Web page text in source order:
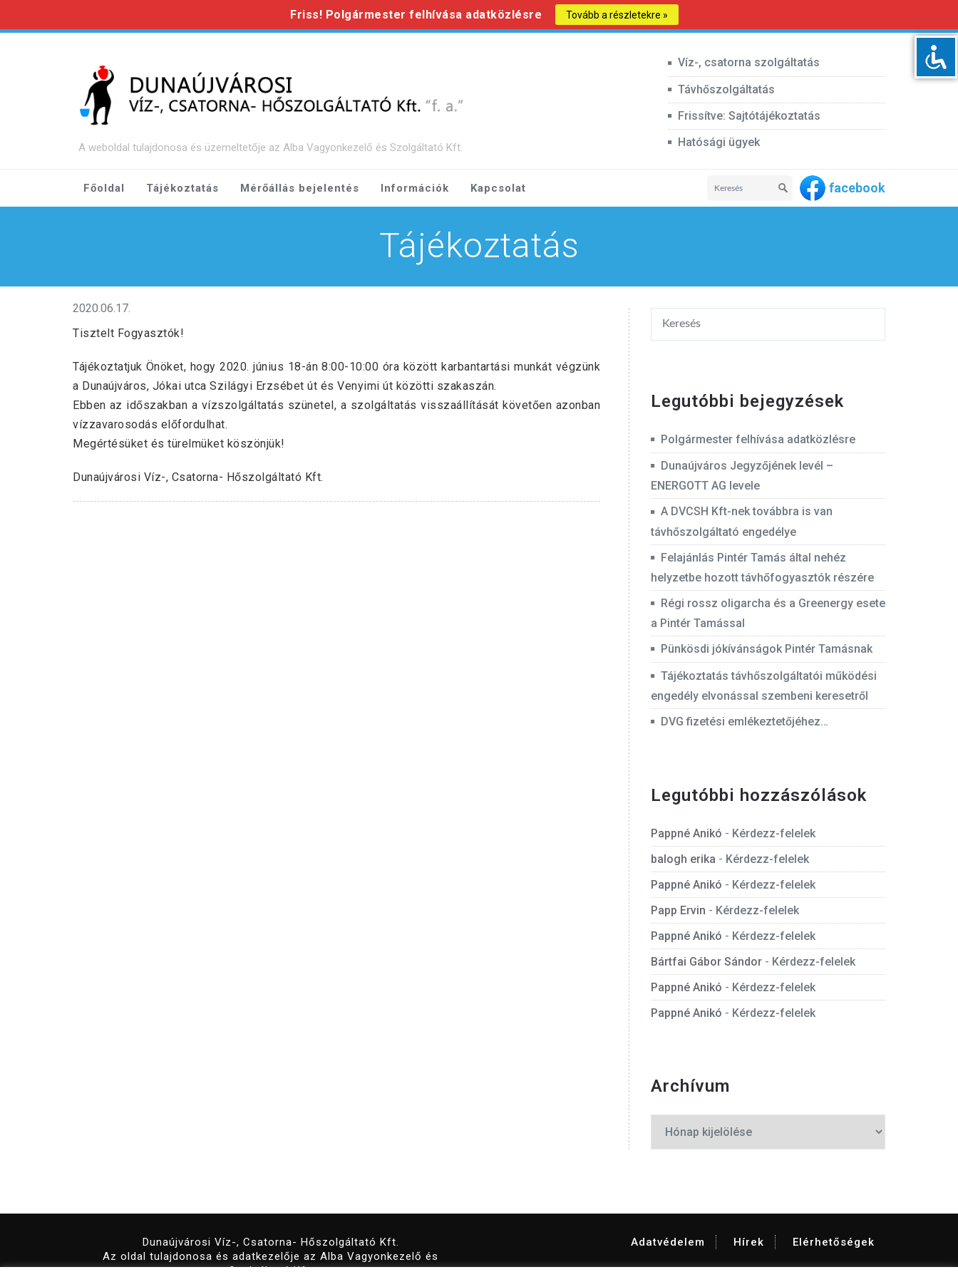
Friss! Polgármester felhívása adatközlésre Tovább a részletekre »
Ugrás a fő tartalomra
Ugrás a láblécre
A weboldal tulajdonosa és üzemeltetője az Alba Vagyonkezelő és Szolgáltató Kft.
Víz-, csatorna szolgáltatás
Távhőszolgáltatás
Frissítve: Sajtótájékoztatás
Hatósági ügyek
Főoldal Tájékoztatás Mérőállás bejelentés Információk Kapcsolat facebook
Tájékoztatás
2020.06.17.
Tisztelt Fogyasztók!
Tájékoztatjuk Önöket, hogy 2020. június 18-án 8:00-10:00 óra között karbantartási munkát végzünk
a Dunaújváros, Jókai utca Szilágyi Erzsébet út és Venyimi út közötti szakaszán.
Ebben az időszakban a vízszolgáltatás szünetel, a szolgáltatás visszaállítását követően azonban
vízzavarosodás előfordulhat.
Megértésüket és türelmüket köszönjük!
Dunaújvárosi Víz-, Csatorna- Hőszolgáltató Kft.
Legutóbbi bejegyzések
Polgármester felhívása adatközlésre
Dunaújváros Jegyzőjének levél –
ENERGOTT AG levele
A DVCSH Kft-nek továbbra is van
távhőszolgáltató engedélye
Felajánlás Pintér Tamás által nehéz
helyzetbe hozott távhőfogyasztók részére
Régi rossz oligarcha és a Greenergy esete
a Pintér Tamással
Pünkösdi jókívánságok Pintér Tamásnak
Tájékoztatás távhőszolgáltatói működési
engedély elvonással szembeni keresetről
DVG fizetési emlékeztetőjéhez…
Legutóbbi hozzászólások
Pappné Anikó - Kérdezz-felelek
balogh erika - Kérdezz-felelek
Pappné Anikó - Kérdezz-felelek
Papp Ervin - Kérdezz-felelek
Pappné Anikó - Kérdezz-felelek
Bártfai Gábor Sándor - Kérdezz-felelek
Pappné Anikó - Kérdezz-felelek
Pappné Anikó - Kérdezz-felelek
Archívum
Dunaújvárosi Víz-, Csatorna- Hőszolgáltató Kft.
Az oldal tulajdonosa és adatkezelője az Alba Vagyonkezelő és
Szolgáltató Kft.
Adatvédelem Hírek Elérhetőségek